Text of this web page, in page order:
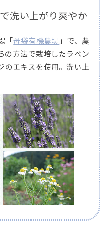
洗い上がり爽やか
「母袋有機農場 」で、農
の方法で栽培したラベン
のエキスを使用。洗い上